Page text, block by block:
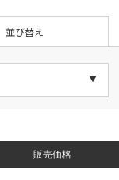
並び替え
販売価格